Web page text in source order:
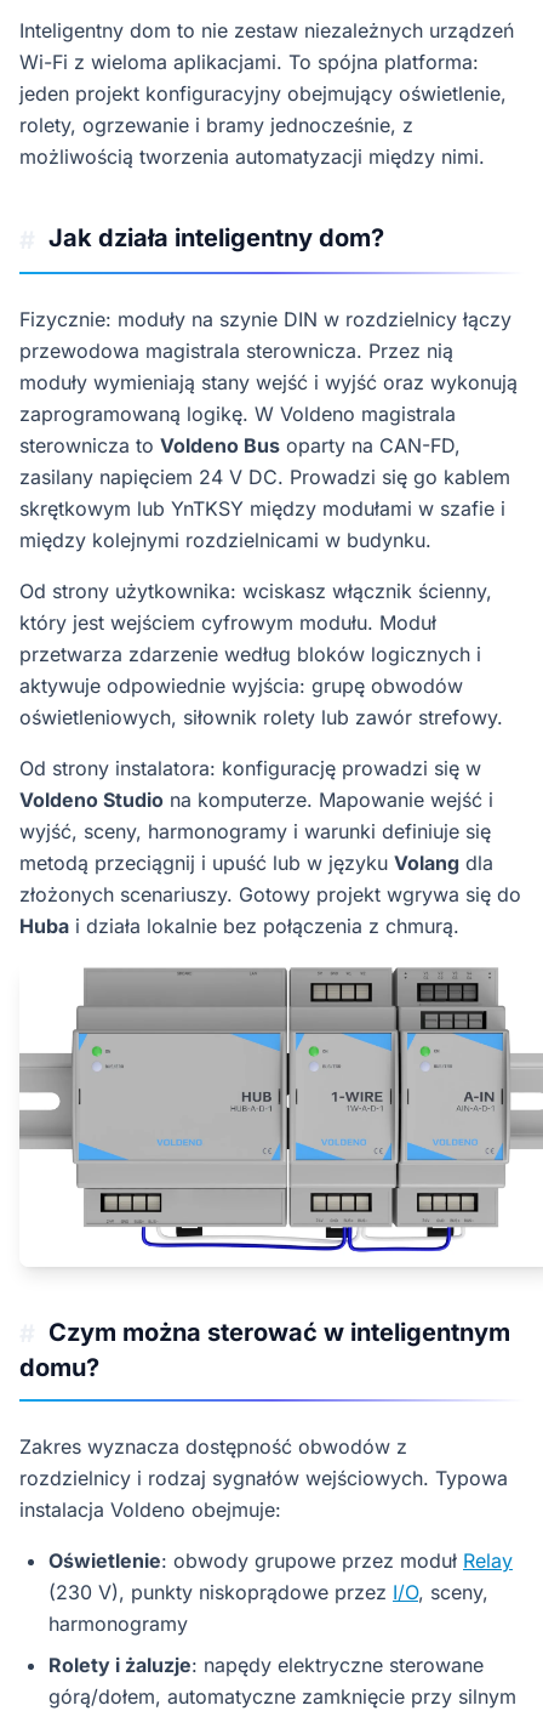
Inteligentny dom to nie zestaw niezależnych urządzeń
Wi-Fi z wieloma aplikacjami. To spójna platforma:
jeden projekt konfiguracyjny obejmujący oświetlenie,
rolety, ogrzewanie i bramy jednocześnie, z
możliwością tworzenia automatyzacji między nimi.
Jak działa inteligentny dom?
Fizycznie: moduły na szynie DIN w rozdzielnicy łączy
przewodowa magistrala sterownicza. Przez nią
moduły wymieniają stany wejść i wyjść oraz wykonują
zaprogramowaną logikę. W Voldeno magistrala
sterownicza to Voldeno Bus oparty na CAN-FD,
zasilany napięciem 24 V DC. Prowadzi się go kablem
skrętkowym lub YnTKSY między modułami w szafie i
między kolejnymi rozdzielnicami w budynku.
Od strony użytkownika: wciskasz włącznik ścienny,
który jest wejściem cyfrowym modułu. Moduł
przetwarza zdarzenie według bloków logicznych i
aktywuje odpowiednie wyjścia: grupę obwodów
oświetleniowych, siłownik rolety lub zawór strefowy.
Od strony instalatora: konfigurację prowadzi się w
Voldeno Studio na komputerze. Mapowanie wejść i
wyjść, sceny, harmonogramy i warunki definiuje się
metodą przeciągnij i upuść lub w języku Volang dla
złożonych scenariuszy. Gotowy projekt wgrywa się do
Huba i działa lokalnie bez połączenia z chmurą.
Czym można sterować w inteligentnym
domu?
Zakres wyznacza dostępność obwodów z
rozdzielnicy i rodzaj sygnałów wejściowych. Typowa
instalacja Voldeno obejmuje:
Oświetlenie: obwody grupowe przez moduł Relay
(230 V), punkty niskoprądowe przez I/O, sceny,
harmonogramy
Rolety i żaluzje: napędy elektryczne sterowane
górą/dołem, automatyczne zamknięcie przy silnym